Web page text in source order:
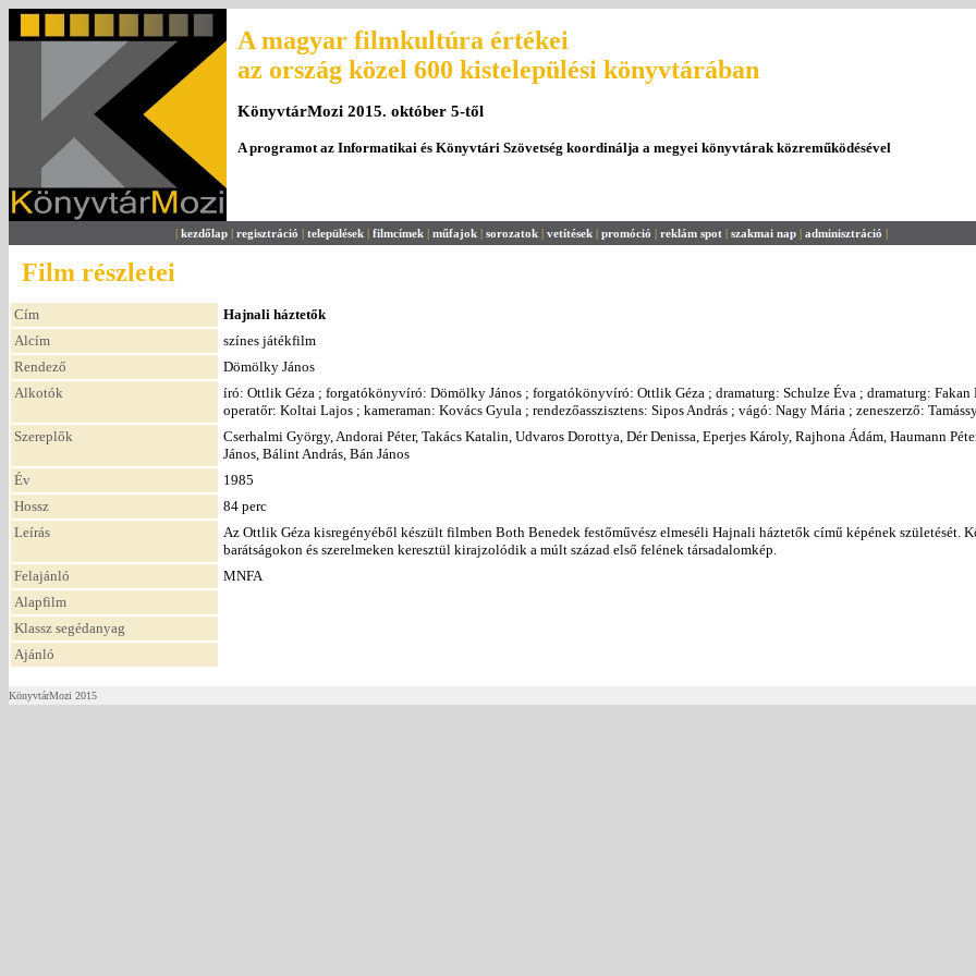
A magyar filmkultúra értékei
az ország közel 600 kistelepülési könyvtárában
KönyvtárMozi 2015. október 5-től
A programot az Informatikai és Könyvtári Szövetség koordinálja a megyei könyvtárak közreműködésével
| kezdőlap | regisztráció | települések | filmcímek | műfajok | sorozatok | vetítések | promóció | reklám spot | szakmai nap | adminisztráció |
Film részletei
Cím
Hajnali háztetők
Alcím
színes játékfilm
Rendező
Dömölky János
Alkotók
író: Ottlik Géza ; forgatókönyvíró: Dömölky János ; forgatókönyvíró: Ottlik Géza ; dramaturg: Schulze Éva ; dramaturg: Fakan
operatőr: Koltai Lajos ; kameraman: Kovács Gyula ; rendezőasszisztens: Sipos András ; vágó: Nagy Mária ; zeneszerző:
Szereplők
Cserhalmi György, Andorai Péter, Takács Katalin, Udvaros Dorottya, Dér Denissa, Eperjes Károly, Rajhona Ádám, Haumann
János, Bálint András, Bán János
Év
1985
Hossz
84 perc
Leírás
Az Ottlik Géza kisregényéből készült filmben Both Benedek festőművész elmeséli Hajnali háztetők című képének születését.
barátságokon és szerelmeken keresztül kirajzolódik a múlt század első felének társadalomkép.
Felajánló
MNFA
Alapfilm
Klassz segédanyag
Ajánló
KönyvtárMozi 2015